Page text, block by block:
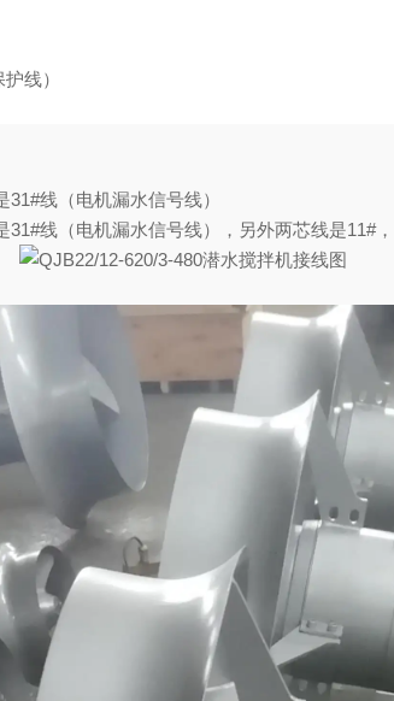
线）
31#线（电机漏水信号线）
31#线（电机漏水信号线），另外两芯线是11#，